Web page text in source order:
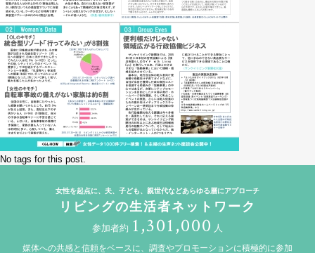
No tags for this post.
女性を起点に、夫、子ども、親世代などあらゆる層にアプローチ
リビングの生活者ネットワーク
参加者約 1,301,000 人
媒体への共感と信頼をベースに、調査やプロモーションに積極的に参加